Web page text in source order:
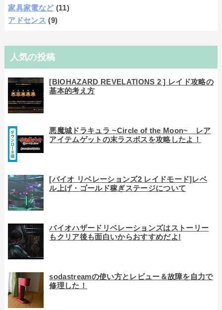
家具家電など (11)
アドセンス (9)
人気の投稿
[BIOHAZARD REVELATIONS 2 ] レイド攻略の
基本的考え方
悪魔城ドラキュラ ~Circle of the Moon~ レア
アイテムゲットの末ラスボスを攻略したよ！
[バイオ リベレーションズ2 レイドモード]レベ
ル上げ・ゴールド稼ぎステージについて
バイオハザードリベレーションズはストーリー
もクリア後も面白いからおすすめだよ!
sodastreamの使い方とレビュー＆故障を自力で
修理した！